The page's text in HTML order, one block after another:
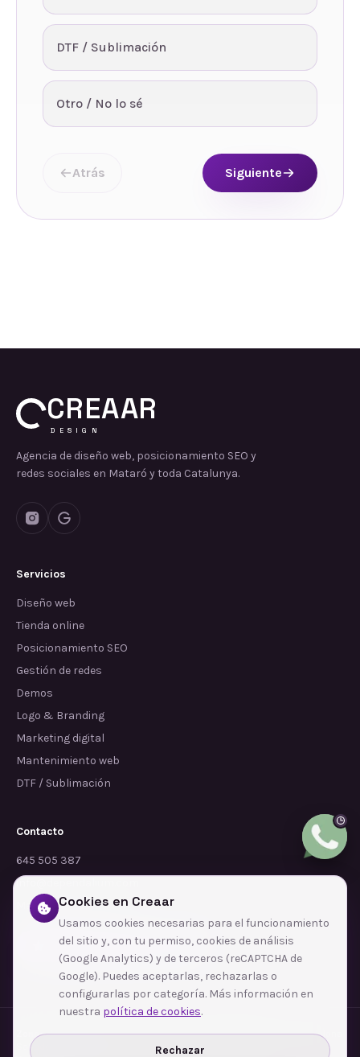
DTF / Sublimación
Otro / No lo sé
Atrás Siguiente
CREAAR
DESIGN
Agencia de diseño web, posicionamiento SEO y
redes sociales en Mataró y toda Catalunya.
Servicios
Diseño web
Tienda online
Posicionamiento SEO
Gestión de redes
Demos
Logo & Branding
Marketing digital
Mantenimiento web
DTF / Sublimación
Contacto
645 505 387
info@dependalium.com
Mataró (Barcelona)
Déjanos tu reseña en Google
Zonas de cobertura·Barcelona·L'Hospitalet de Llobregat·Terrassa·Badalona
Sabadell
Santa Coloma de Gramenet
Cookies en Creaar
Usamos cookies necesarias para el funcionamiento
del sitio y, con tu permiso, cookies de análisis
(Google Analytics) y de terceros (reCAPTCHA de
Google). Puedes aceptarlas, rechazarlas o
configurarlas por categoría. Más información en
nuestra política de cookies.
Rechazar